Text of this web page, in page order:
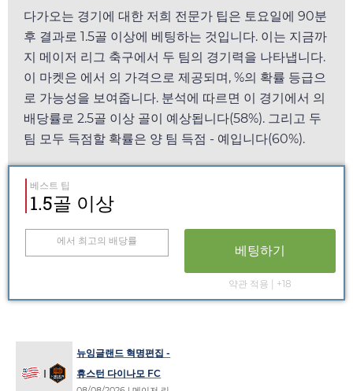
다가오는 경기에 대한 저희 전문가 팁은 토요일에 90분
후 결과로 1.5골 이상에 베팅하는 것입니다. 이는 지금까
지 메이저 리그 축구에서 두 팀의 경기력을 나타냅니다.
이 마켓은 에서 의 가격으로 제공되며, %의 확률 등급으
로 가능성을 보여줍니다. 분석에 따르면 이 경기에서 의
배당률로 2.5골 이상 골이 예상됩니다(58%). 그리고 두
팀 모두 득점할 확률은 양 팀 득점 - 예입니다(60%).
베스트 팁
1.5골 이상
에서 최고의 배당률
베팅하기
약관 적용 | +18
뉴잉글랜드 혁명편집 -
휴스턴 다이나모 FC